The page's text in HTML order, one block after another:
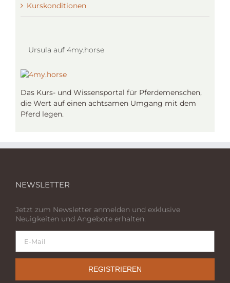
Kurskonditionen
Ursula auf 4my.horse
Das Kurs- und Wissensportal für Pferdemenschen,
die Wert auf einen achtsamen Umgang mit dem
Pferd legen.
NEWSLETTER
Jetzt zum Newsletter anmelden und exklusive
Neuigkeiten und Angebote erhalten.
REGISTRIEREN